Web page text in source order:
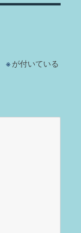
※ が付いている